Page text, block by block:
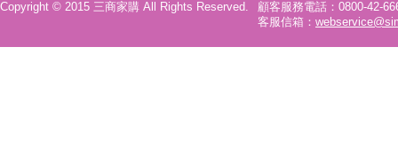
Copyright © 2015 三商家購 All Rights Reserved.
顧客服務電話：0800-42-
客服信箱：